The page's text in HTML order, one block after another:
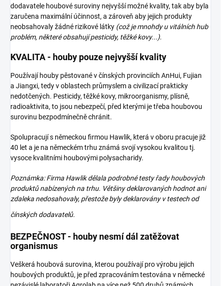
dodavatele houbové suroviny nejvyšší možné kvality, tak aby byla
zaručena maximální účinnost, a zároveň aby jejich produkty
neobsahovaly žádné rizikové látky (což je mnohdy u vitálních hub
problém, některé obsahují pesticidy, těžké kovy...).
KVALITA - houby pouze nejvyšší kvality
Používají houby pěstované v čínských provinciích AnHui, Fujian
a Jiangxi, tedy v oblastech průmyslem a civilizací prakticky
nedotčených. Pesticidy, těžké kovy, mikroorganismy, plísně,
radioaktivita, to jsou nebezpečí, před kterými je třeba houbovou
surovinu bezpodmínečně chránit.
Spolupracují s německou firmou Hawlik, která v oboru pracuje již
40 let a je na německém trhu známá svojí vysokou kvalitou tj.
vysoce kvalitními houbovými polysacharidy.
Poznámka: Firma Hawlik dělala podrobné testy řady houbových
produktů nabízených na trhu. Většiny deklarovaných hodnot ani
zdaleka nedosahovaly, přestože byly deklarovány v testech od
čínských dodavatelů.
BEZPEČNOST - houby nesmí dál zatěžovat
organismus
Veškerá houbová surovina, kterou používají pro výrobu jejich
houbových produktů, je před zpracováním testována v německé